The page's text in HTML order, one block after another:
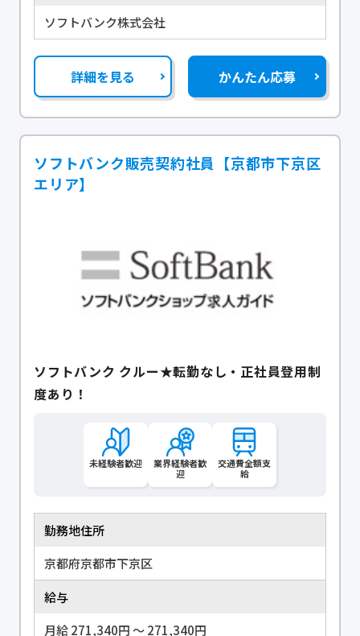
ソフトバンク株式会社
詳細を見る かんたん応募
ソフトバンク販売契約社員【京都市下京区
エリア】
ソフトバンク クルー★転勤なし・正社員登用制
度あり！
未経験者歓迎
業界経験者歓
迎
交通費全額支
給
勤務地住所
京都府京都市下京区
給与
月給 271,340円 〜 271,340円